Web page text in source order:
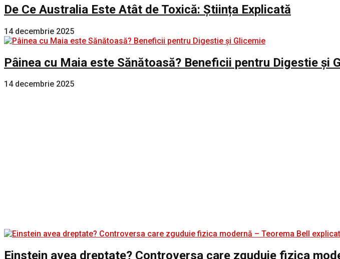
De Ce Australia Este Atât de Toxică: Știința Explicată
14 decembrie 2025
Pâinea cu Maia este Sănătoasă? Beneficii pentru Digestie și
14 decembrie 2025
Einstein avea dreptate? Controversa care zguduie fizica